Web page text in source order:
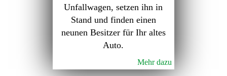
Unfallwagen, setzen ihn in
Stand und finden einen
neunen Besitzer für Ihr altes
Auto.
Mehr dazu